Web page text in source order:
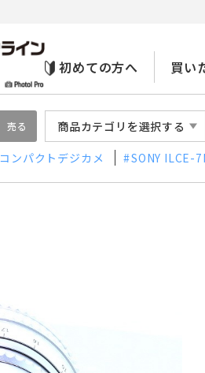
初めての方へ 買い
売る 商品カテゴリを選択する
ンパクトデジカメ SONY ILCE-